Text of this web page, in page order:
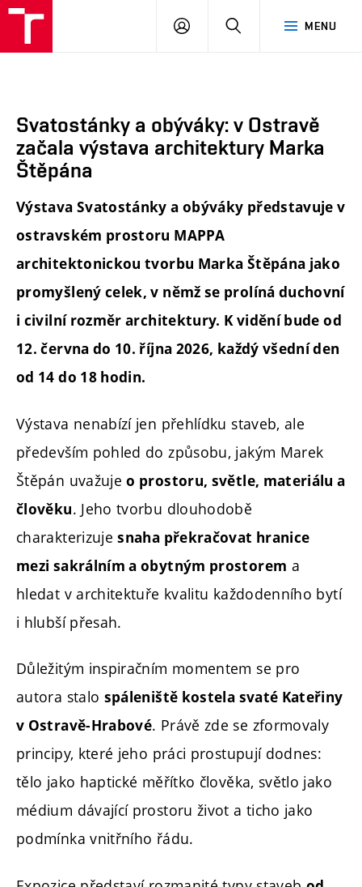
MENU
PŘIHLÁSIT
Svatostánky a obýváky: v Ostravě
začala výstava architektury Marka
Štěpána
Výstava Svatostánky a obýváky představuje v
ostravském prostoru MAPPA
architektonickou tvorbu Marka Štěpána jako
promyšlený celek, v němž se prolíná duchovní
i civilní rozměr architektury. K vidění bude od
12. června do 10. října 2026, každý všední den
od 14 do 18 hodin.
Výstava nenabízí jen přehlídku staveb, ale
především pohled do způsobu, jakým Marek
Štěpán uvažujeo prostoru, světle, materiálu a
člověku. Jeho tvorbu dlouhodobě
charakterizujesnaha překračovat hranice
mezi sakrálním a obytným prostorem a
hledat v architektuře kvalitu každodenního bytí
i hlubší přesah.
Důležitým inspiračním momentem se pro
autora stalo spáleniště kostela svaté Kateřiny
v Ostravě-Hrabové. Právě zde se zformovaly
principy, které jeho práci prostupují dodnes:
tělo jako haptické měřítko člověka, světlo jako
médium dávající prostoru život a ticho jako
podmínka vnitřního řádu.